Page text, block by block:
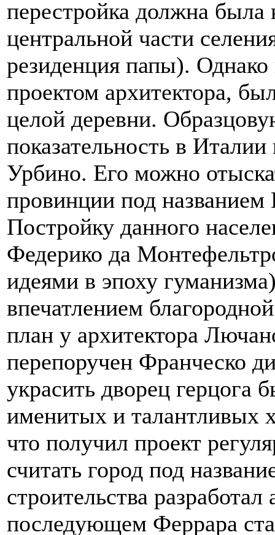
перестройка должна была
центральной части
резиденция папы).
проектом архитектора,
целой деревни.
показательность в
Урбино. Его можно
провинции под названием
Постройку данного
Федерико да
идеями в эпоху
впечатлением
план у архитектора
перепоручен Франческо
украсить дворец герцога
именитых и талантливых
что получил проект
считать город под
строительства
последующем Феррара